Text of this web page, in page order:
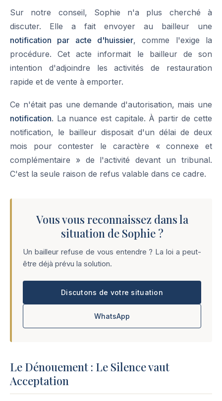
Sur notre conseil, Sophie n'a plus cherché à
discuter. Elle a fait envoyer au bailleur une
notification par acte d'huissier, comme l'exige la
procédure. Cet acte informait le bailleur de son
intention d'adjoindre les activités de restauration
rapide et de vente à emporter.
Ce n'était pas une demande d'autorisation, mais une
notification. La nuance est capitale. À partir de cette
notification, le bailleur disposait d'un délai de deux
mois pour contester le caractère « connexe et
complémentaire » de l'activité devant un tribunal.
C'est la seule raison de refus valable dans ce cadre.
Vous vous reconnaissez dans la
situation de Sophie ?
Un bailleur refuse de vous entendre ? La loi a peut-
être déjà prévu la solution.
Discutons de votre situation
WhatsApp
Le Dénouement : Le Silence vaut
Acceptation